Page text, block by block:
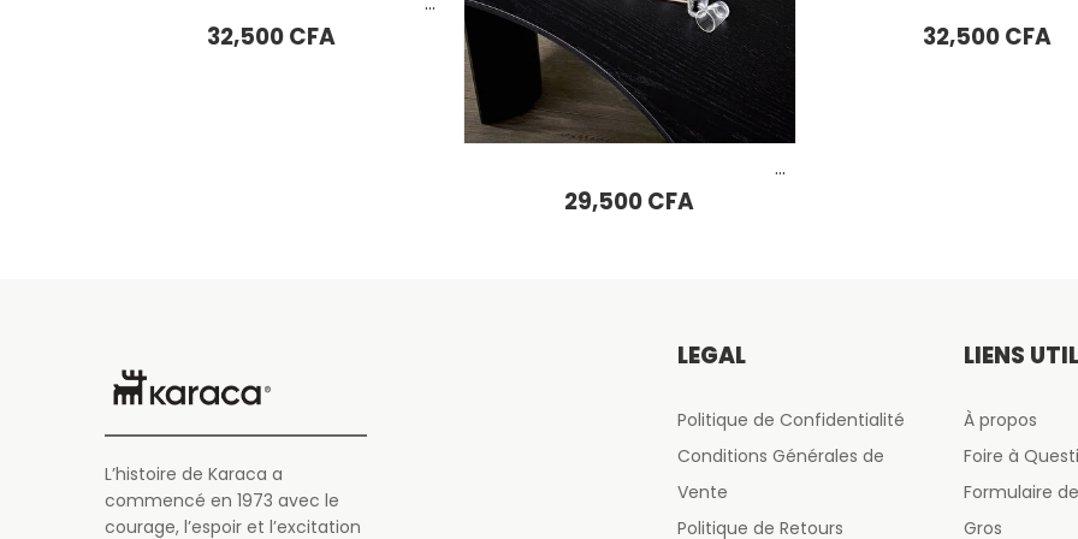
AJOUTER AU PANIER
32,500CFA 13,500CFA
L’histoire de Karaca a
commencé en 1973 avec le
courage, l’espoir et l’excitation
LÉGAL
Politique de Confidentialité
Conditions Générales de
Vente
Politique de Retours
LIENS
À propos
Foire à
Formulaire
Gros